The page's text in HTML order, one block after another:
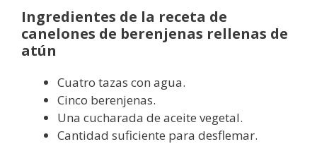
Ingredientes de la receta de
canelones de berenjenas rellenas de
atún
Cuatro tazas con agua.
Cinco berenjenas.
Una cucharada de aceite vegetal.
Cantidad suficiente para desflemar.